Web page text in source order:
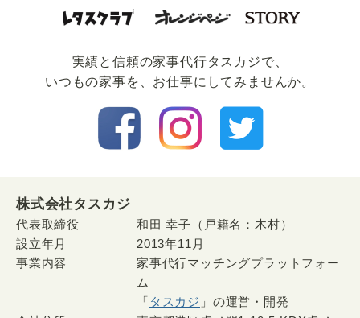
実績と信頼の家事代⾏タスカジで、
いつもの家事を、お仕事にしてみませんか。
株式会社タスカジ
代表取締役
和田 幸子（戸籍名：木村）
設立年月
2013年11月
事業内容
家事代行マッチングプラットフォー
ム
「 タスカジ 」の運営・開発